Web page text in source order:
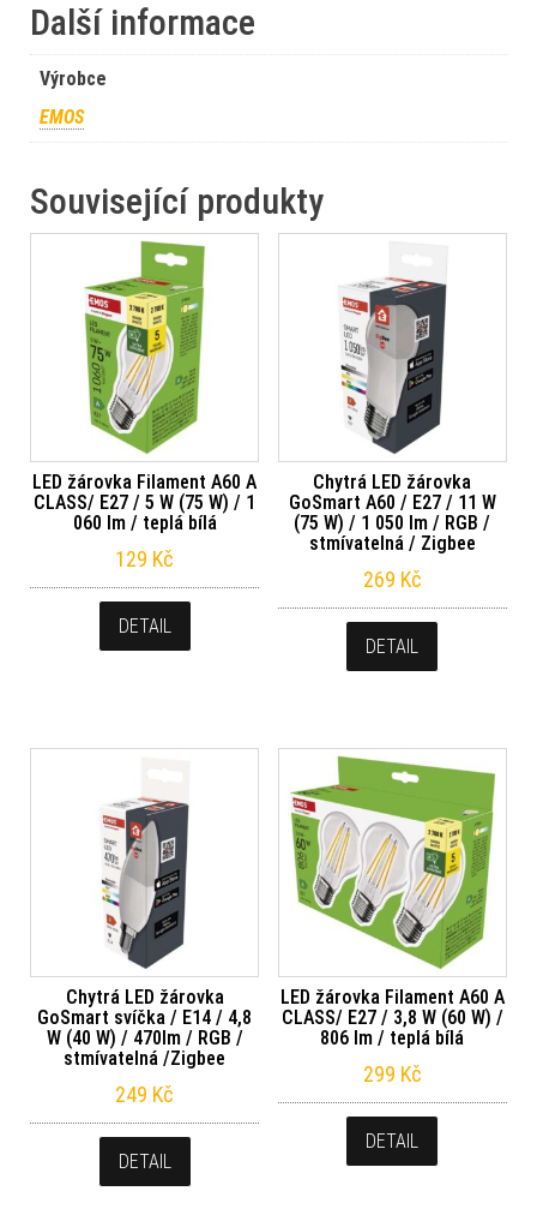
Další informace
Výrobce
EMOS
Související produkty
LED žárovka Filament A60 A
CLASS/ E27 / 5 W (75 W) / 1
060 lm / teplá bílá
129 Kč
DETAIL
Chytrá LED žárovka
GoSmart A60 / E27 / 11 W
(75 W) / 1 050 lm / RGB /
stmívatelná / Zigbee
269 Kč
DETAIL
Chytrá LED žárovka
GoSmart svíčka / E14 / 4,8
W (40 W) / 470lm / RGB /
stmívatelná /Zigbee
249 Kč
DETAIL
LED žárovka Filament A60 A
CLASS/ E27 / 3,8 W (60 W) /
806 lm / teplá bílá
299 Kč
DETAIL